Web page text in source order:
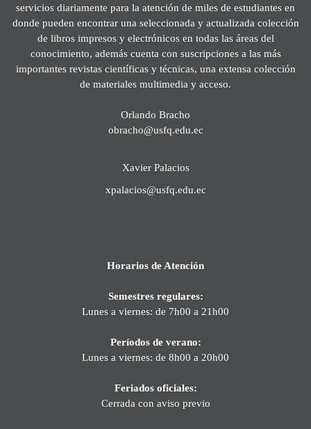
servicios diariamente para la atención de miles de estudiantes en
donde pueden encontrar una seleccionada y actualizada colección
de libros impresos y electrónicos en todas las áreas del
conocimiento, además cuenta con suscripciones a las más
importantes revistas científicas y técnicas, una extensa colección
de materiales multimedia y acceso.
Orlando Bracho
obracho@usfq.edu.ec
Xavier Palacios
xpalacios@usfq.edu.ec
Horarios de Atención
Semestres regulares:
Lunes a viernes: de 7h00 a 21h00
Períodos de verano:
Lunes a viernes: de 8h00 a 20h00
Feriados oficiales:
Cerrada con aviso previo